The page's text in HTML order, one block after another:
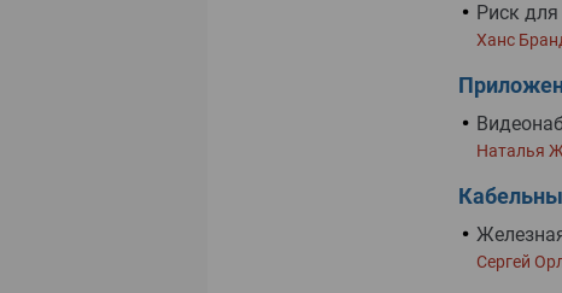
Риск для
Ханс
Наталья
Сергей